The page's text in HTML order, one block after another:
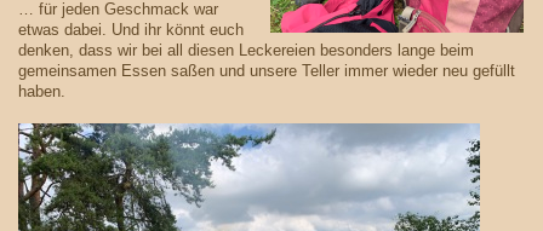
… für jeden Geschmack war
etwas dabei. Und ihr könnt euch
denken, dass wir bei all diesen Leckereien besonders lange beim
gemeinsamen Essen saßen und unsere Teller immer wieder neu gefüllt
haben.